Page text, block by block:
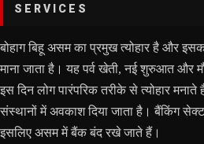
SERVICES
बोहाग बिहू असम का प्रमुख त्योहार है और
माना जाता है। यह पर्व खेती, नई शुरुआत और
इस दिन लोग पारंपरिक तरीके से त्योहार
संस्थानों में अवकाश दिया जाता है। बैंकिंग
इसलिए असम में बैंक बंद रखे जाते हैं।